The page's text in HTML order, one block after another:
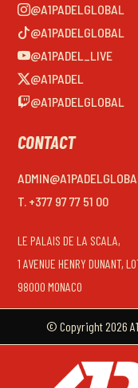
@A1PADELGLOBAL
@A1PADELGLOBAL
@A1PADEL_LIVE
@A1PADEL
@A1PADELGLOBAL
CONTACT
T. +377 97 77 51 00
LE PALAIS DE LA SCALA,
1 AVENUE HENRY DUNANT,
98000 MONACO
© Copyright 2026